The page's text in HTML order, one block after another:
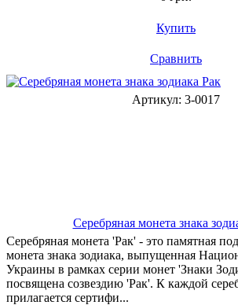
Купить
Сравнить
Артикул: 3-0017
Серебряная монета знака
Серебряная монета 'Рак' - это памятная
монета знака зодиака, выпущенная
Украины в рамках серии монет 'Знаки
посвящена созвездию 'Рак'. К каждой
прилагается сертифи...